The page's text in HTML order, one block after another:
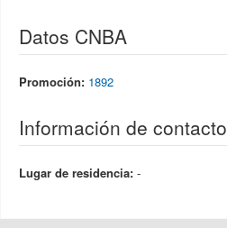
Datos CNBA
Promoción: 1892
Información de contacto
Lugar de residencia: -